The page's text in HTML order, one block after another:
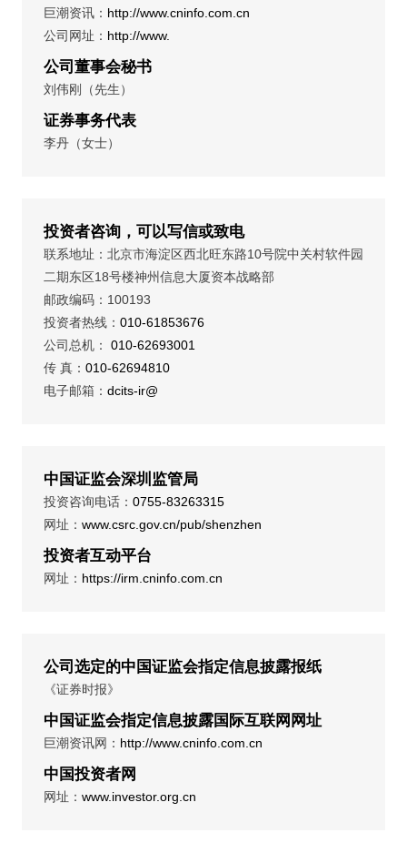
巨潮资讯： http://www.cninfo.com.cn
公司网址： http://www.
公司董事会秘书
刘伟刚（先生）
证券事务代表
李丹（女士）
投资者咨询，可以写信或致电
联系地址：北京市海淀区西北旺东路10号院中关村软件园
二期东区18号楼神州信息大厦资本战略部
邮政编码：100193
投资者热线： 010-61853676
公司总机： 010-62693001
传 真： 010-62694810
电子邮箱： dcits-ir@
中国证监会深圳监管局
投资咨询电话： 0755-83263315
网址： www.csrc.gov.cn/pub/shenzhen
投资者互动平台
网址： https://irm.cninfo.com.cn
公司选定的中国证监会指定信息披露报纸
《证券时报》
中国证监会指定信息披露国际互联网网址
巨潮资讯网： http://www.cninfo.com.cn
中国投资者网
网址： www.investor.org.cn